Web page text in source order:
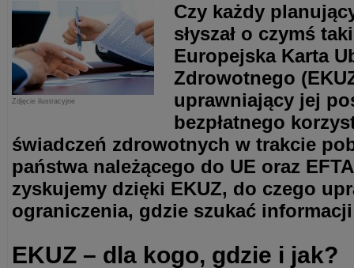
Zdjęcie ilustracyjne
Czy każdy
słyszał o czymś
Europejska Karta
Zdrowotnego
uprawniający jej
bezpłatnego
świadczeń zdrowotnych w trakcie
państwa należącego do UE oraz
zyskujemy dzięki EKUZ, do czego
ograniczenia, gdzie szukać
EKUZ – dla kogo, gdzie i jak?